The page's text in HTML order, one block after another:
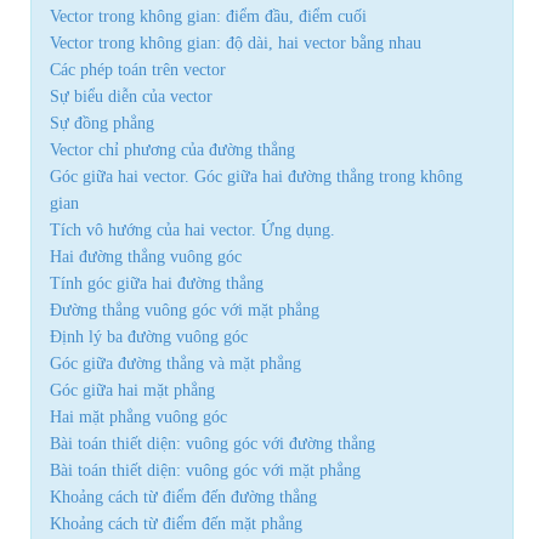
Vector trong không gian: điểm đầu, điểm cuối
Vector trong không gian: độ dài, hai vector bằng nhau
Các phép toán trên vector
Sự biểu diễn của vector
Sự đồng phẳng
Vector chỉ phương của đường thẳng
Góc giữa hai vector. Góc giữa hai đường thẳng trong không
gian
Tích vô hướng của hai vector. Ứng dụng.
Hai đường thẳng vuông góc
Tính góc giữa hai đường thẳng
Đường thẳng vuông góc với mặt phẳng
Định lý ba đường vuông góc
Góc giữa đường thẳng và mặt phẳng
Góc giữa hai mặt phẳng
Hai mặt phẳng vuông góc
Bài toán thiết diện: vuông góc với đường thẳng
Bài toán thiết diện: vuông góc với mặt phẳng
Khoảng cách từ điểm đến đường thẳng
Khoảng cách từ điểm đến mặt phẳng